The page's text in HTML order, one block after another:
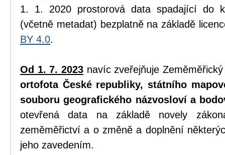
1. 1. 2020 prostorová data spadající do
(včetně metadat) bezplatně na základě
BY 4.0.
Od 1. 7. 2023 navíc zveřejňuje
ortofota České republiky, státního
souboru geografického názvosloví a
otevřená data na základě novely
zeměměřictví a o změně a doplnění
jeho zavedením.